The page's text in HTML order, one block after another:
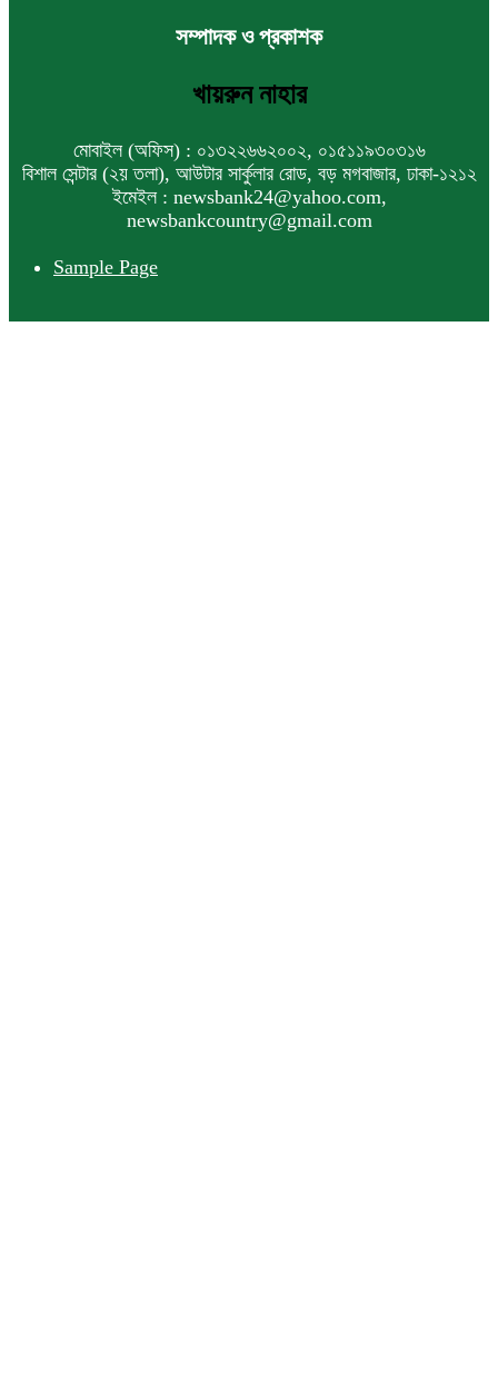
ইসলামী ব্যাংকের বোর্ড সভা অনুষ্ঠিত
ফরচুন সুজের চেয়ারম্যানসহ কর্মকর্তাদের ৭
কোটি ২০ লাখ টাকা জরিমানা
সম্পাদক ও প্রকাশক
খায়রুন নাহার
মোবাইল (অফিস) : ০১৩২২৬৬২০০২, ০১৫১১৯৩০৩১৬
বিশাল সেন্টার (২য় তলা), আউটার সার্কুলার রোড, বড় মগবাজার, ঢাকা-১২১২
ইমেইল : newsbank24@yahoo.com,
newsbankcountry@gmail.com
Sample Page